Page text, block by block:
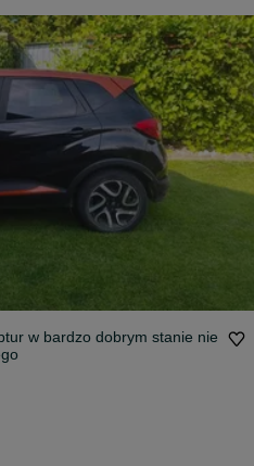
w bardzo dobrym stanie nie